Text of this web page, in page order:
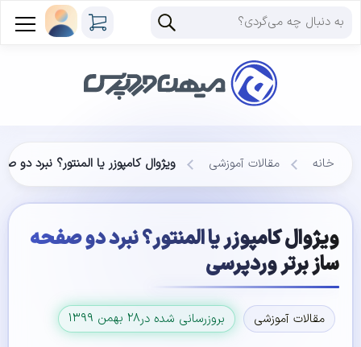
خانه مقالات آموزشی ویژوال کامپوزر یا المنتور؟ نبرد دو
ویژوال کامپوزر یا المنتور؟ نبرد دو صفحه
ساز برتر وردپرسی
مقالات آموزشی بروزرسانی شده در۲۸ بهمن ۱۳۹۹